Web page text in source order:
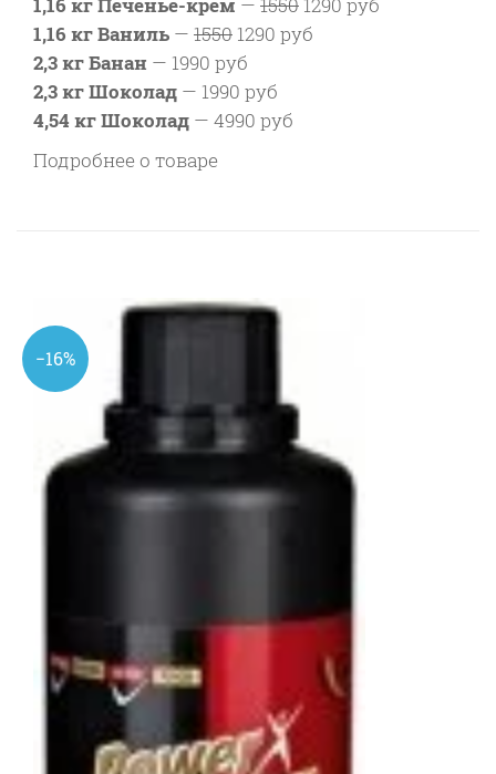
1,16 кг Ваниль — 1550 1290 руб
2,3 кг Банан — 1990 руб
2,3 кг Шоколад — 1990 руб
4,54 кг Шоколад — 4990 руб
Подробнее о товаре
−16%